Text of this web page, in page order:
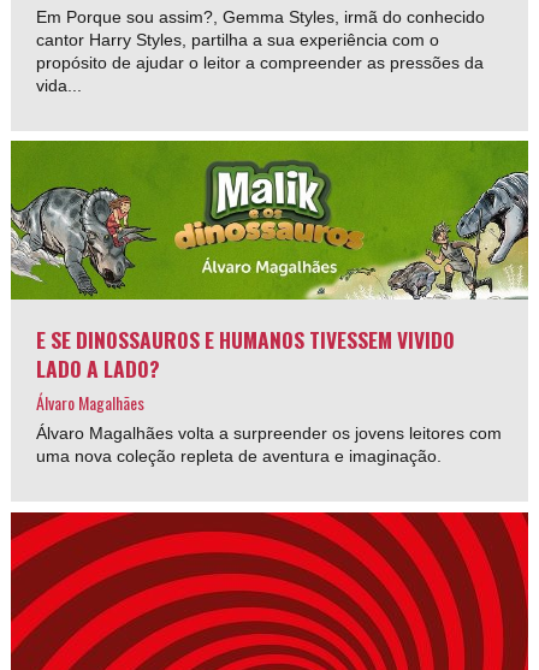
Em Porque sou assim?, Gemma Styles, irmã do conhecido
cantor Harry Styles, partilha a sua experiência com o
propósito de ajudar o leitor a compreender as pressões da
vida...
E SE DINOSSAUROS E HUMANOS TIVESSEM VIVIDO
LADO A LADO?
Álvaro Magalhães
Álvaro Magalhães volta a surpreender os jovens leitores com
uma nova coleção repleta de aventura e imaginação.